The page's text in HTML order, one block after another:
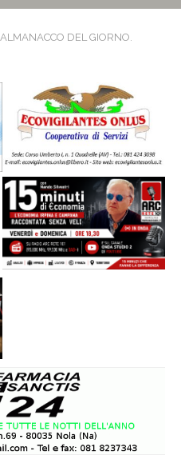
ALMANACCO DEL GIORNO.